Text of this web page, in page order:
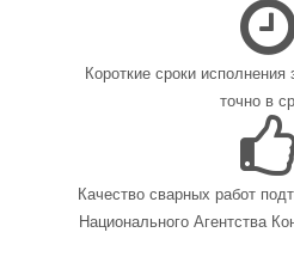
Короткие сроки
точно в
Качество сварных работ
Национального Агентства